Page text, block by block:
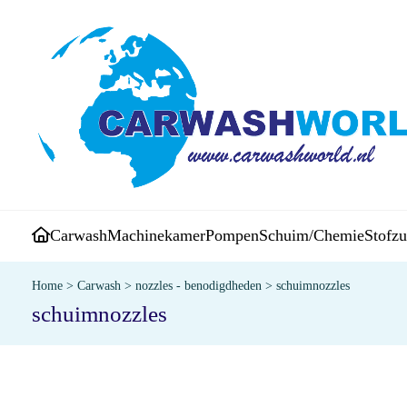
CarwashMachinekamerPompenSchuim/Chemie
Home > Carwash > nozzles - benodigdheden > schuimnozzles
schuimnozzles